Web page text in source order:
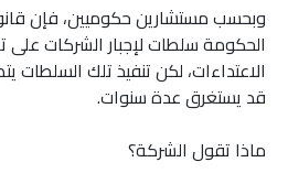
وبحسب مستشارين حكوميين، فإن
الحكومة سلطات لإجبار الشركات على
الاعتداءات، لكن تنفيذ تلك السلطات
قد يستغرق عدة سنوات.
ماذا تقول الشركة؟